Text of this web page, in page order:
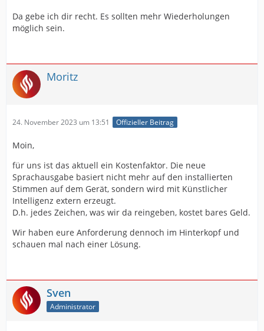
Da gebe ich dir recht. Es sollten mehr Wiederholungen
möglich sein.
Moritz
24. November 2023 um 13:51 Offizieller Beitrag
Moin,
für uns ist das aktuell ein Kostenfaktor. Die neue
Sprachausgabe basiert nicht mehr auf den installierten
Stimmen auf dem Gerät, sondern wird mit Künstlicher
Intelligenz extern erzeugt.
D.h. jedes Zeichen, was wir da reingeben, kostet bares Geld.
Wir haben eure Anforderung dennoch im Hinterkopf und
schauen mal nach einer Lösung.
Sven
Administrator